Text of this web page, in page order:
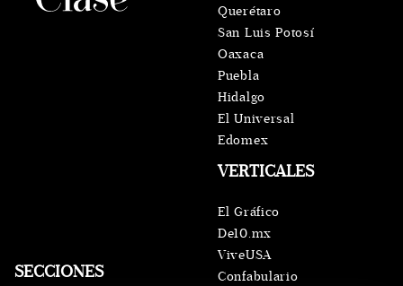
SECCIONES
VERTICALES
El Gráfico
De10.mx
ViveUSA
Confabulario
Querétaro
San Luis Potosí
Oaxaca
Puebla
Hidalgo
El Universal
Edomex